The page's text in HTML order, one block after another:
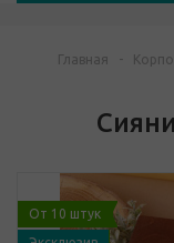
Главная -
От 10 штук